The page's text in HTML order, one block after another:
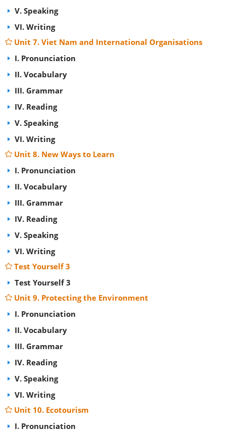
V. Speaking
VI. Writing
Unit 7. Viet Nam and International Organisations
I. Pronunciation
II. Vocabulary
III. Grammar
IV. Reading
V. Speaking
VI. Writing
Unit 8. New Ways to Learn
I. Pronunciation
II. Vocabulary
III. Grammar
IV. Reading
V. Speaking
VI. Writing
Test Yourself 3
Test Yourself 3
Unit 9. Protecting the Environment
I. Pronunciation
II. Vocabulary
III. Grammar
IV. Reading
V. Speaking
VI. Writing
Unit 10. Ecotourism
I. Pronunciation